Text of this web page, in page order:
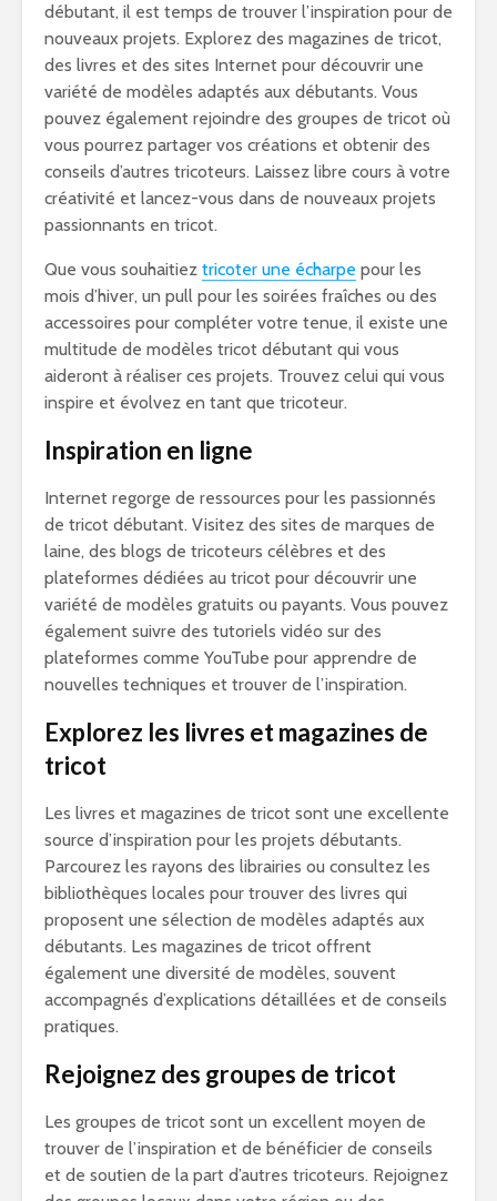
débutant, il est temps de trouver l’inspiration pour de
nouveaux projets. Explorez des magazines de tricot,
des livres et des sites Internet pour découvrir une
variété de modèles adaptés aux débutants. Vous
pouvez également rejoindre des groupes de tricot où
vous pourrez partager vos créations et obtenir des
conseils d’autres tricoteurs. Laissez libre cours à votre
créativité et lancez-vous dans de nouveaux projets
passionnants en tricot.
Que vous souhaitiez tricoter une écharpe pour les
mois d’hiver, un pull pour les soirées fraîches ou des
accessoires pour compléter votre tenue, il existe une
multitude de modèles tricot débutant qui vous
aideront à réaliser ces projets. Trouvez celui qui vous
inspire et évolvez en tant que tricoteur.
Inspiration en ligne
Internet regorge de ressources pour les passionnés
de tricot débutant. Visitez des sites de marques de
laine, des blogs de tricoteurs célèbres et des
plateformes dédiées au tricot pour découvrir une
variété de modèles gratuits ou payants. Vous pouvez
également suivre des tutoriels vidéo sur des
plateformes comme YouTube pour apprendre de
nouvelles techniques et trouver de l’inspiration.
Explorez les livres et magazines de
tricot
Les livres et magazines de tricot sont une excellente
source d’inspiration pour les projets débutants.
Parcourez les rayons des librairies ou consultez les
bibliothèques locales pour trouver des livres qui
proposent une sélection de modèles adaptés aux
débutants. Les magazines de tricot offrent
également une diversité de modèles, souvent
accompagnés d’explications détaillées et de conseils
pratiques.
Rejoignez des groupes de tricot
Les groupes de tricot sont un excellent moyen de
trouver de l’inspiration et de bénéficier de conseils
et de soutien de la part d’autres tricoteurs. Rejoignez